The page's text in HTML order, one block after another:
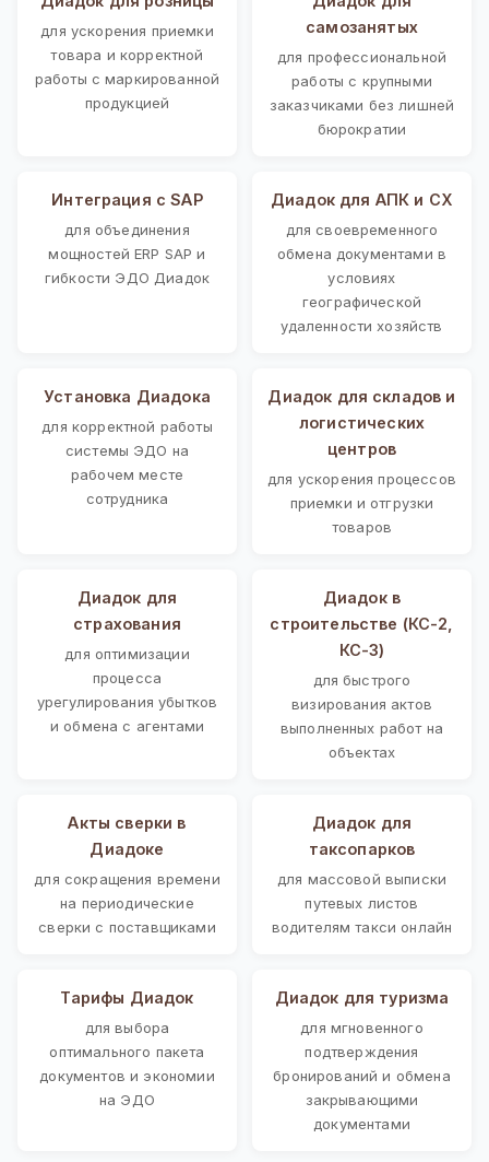
для ускорения приемки
товара и корректной
работы с маркированной
продукцией
самозанятых
для профессиональной
работы с крупными
заказчиками без лишней
бюрократии
Интеграция с SAP
для объединения
мощностей ERP SAP и
гибкости ЭДО Диадок
Диадок для АПК и СХ
для своевременного
обмена документами в
условиях
географической
удаленности хозяйств
Установка Диадока
для корректной работы
системы ЭДО на
рабочем месте
сотрудника
Диадок для складов и
логистических
центров
для ускорения процессов
приемки и отгрузки
товаров
Диадок для
страхования
для оптимизации
процесса
урегулирования убытков
и обмена с агентами
Диадок в
строительстве (КС-2,
КС-3)
для быстрого
визирования актов
выполненных работ на
объектах
Акты сверки в
Диадоке
для сокращения времени
на периодические
сверки с поставщиками
Диадок для
таксопарков
для массовой выписки
путевых листов
водителям такси онлайн
Тарифы Диадок
для выбора
оптимального пакета
документов и экономии
на ЭДО
Диадок для туризма
для мгновенного
подтверждения
бронирований и обмена
закрывающими
документами